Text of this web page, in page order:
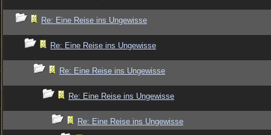
Re: Eine Reise ins Ungewisse
Re: Eine Reise ins Ungewisse
Re: Eine Reise ins Ungewisse
Re: Eine Reise ins Ungewisse
Re: Eine Reise ins Ungewisse